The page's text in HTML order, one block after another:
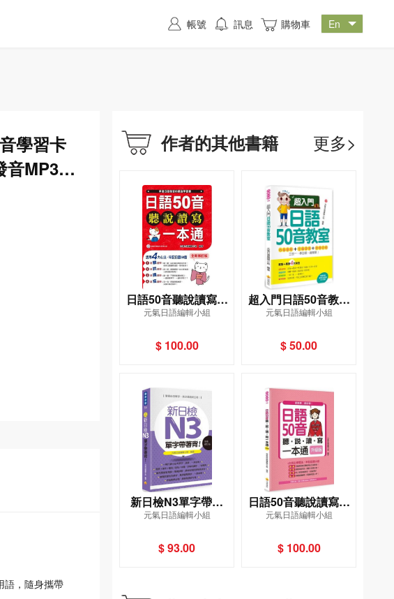
學習卡
音MP3 Q
語，隨身攜帶
作者的其他書籍 更多>
日語50音聽說讀寫一
本通（全新修訂版）
元氣日語編輯小組
$ 100.00
超入門日語50音教室
（隨書附贈日籍名師
3）
元氣日語編輯小組
$ 50.00
新日檢N3單字帶著
背！（全新修訂版）
元氣日語編輯小組
$ 93.00
日語50音聽說讀寫一
本通（升級版）（隨
標準日語發音MP3）
元氣日語編輯小組
$ 100.00
帳號 訊息 購物車